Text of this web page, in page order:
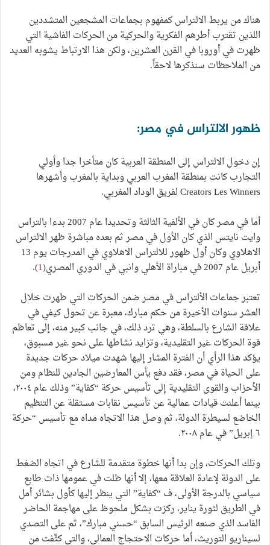
هناك من يربط الالتراس كمفهوم بجماعات المشجعين المتشددين
اللذين تقترب أطرهم الفكرية والحركية من الحركات الفاشية التي
ظهرت في أوروبا في القرن العشرين، ولكن هذا الارتباط يشوبه العديد
من الملاحظات سنذكرها لاحقاً.
ظهور الالتراس في مصر:
إن دخول الالتراس إلى المنطقة العربية كان متأخرا جدا وأولي
التجارب كانت بمنطقة المغرب العربي وبداية بالمغرب وأشهرها
Creators Les Winners لفريق الوداد المغربي.
أما في مصر كان في الألفية الثالثة وتحديدا عام 2007 بدءا بالتراس
وايت نايتس الذي كان الأول في مصر ثم بعده مباشرة ظهر الالتراس
الاهلاوي وكان أول ظهور للالتراس الاهلاوي في المدرجات يوم 13
أبريل عام 2007 في مباراة الأهلي وانبي في الدوري المصري(
1
).
تعتبر جماعات الألتراس في مصر ضمن الحركات التي ظهرت خلال
العشر سنوات الأخيرة من حكم مبارك، معبرة عن تحول كيفي في
علاقة الشارع بالسلطة، وهي ترد ذلك، في جانب كبير منه، إلى تعاظم
قوة الحركات غير التقليدية، وتزايد نشاطها على نحو غير مسبوق،
يؤكد هذا الرأي أن الفترة المشار إليها شهدت ميلاد حركات جديدة
على الحياة في مصر، فقد دفع يأس المعارضين الجادين للنظام ومن
الأحزاب والقوى التقليدية إلى تأسيس حركة “كفاية” وذلك عام ٢٠٠٤،
بينما أعلنت قيادات عمالية عن تأسيس نقابات مستقلة عن التنظيم
الخاضع لسيطرة الدولة، ثم وصل هذا الاتجاه مداه مع تأسيس “حركة
٦ إبريل” في عام ٢٠٠٨.
وتلك الحركات، وإن بدا أنها خطوة متقدمة للشارع في اتجاه الضغط
على الدولة لإعادة العلاقة معها، إلا أنها ظلت في عمومها ذات طابع
سياسي بالدرجة الأولى، ف “كفاية” التي ينظر إليها كأول بشائر أمل
في الطريق لثورة يناير، ركزت بشكل ملحوظ على مهاجمة الحاضر
الفاسد الذي صنعه الرئيس السابق “حسني مبارك”، ثم على التصدي
لسيناريو التوريث، أما حركات الاحتجاج العمالي، والتي كثَّفت من